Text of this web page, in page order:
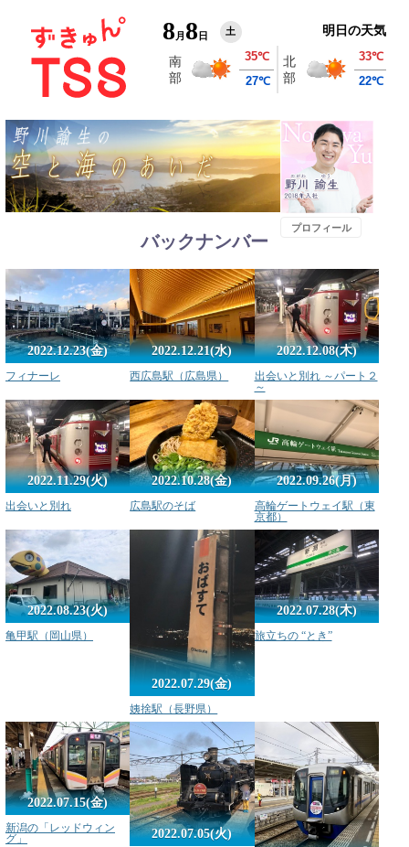
8 月 8 日 土 明日の天気
プロフィール
バックナンバー
2022.12.23(金)
フィナーレ
2022.12.21(水)
西広島駅（広島県）
2022.12.08(木)
出会いと別れ ～パート２
～
2022.11.29(火)
出会いと別れ
2022.10.28(金)
広島駅のそば
2022.09.26(月)
高輪ゲートウェイ駅（東
京都）
2022.08.23(火)
亀甲駅（岡山県）
2022.07.29(金)
姨捨駅（長野県）
2022.07.28(木)
旅立ちの “とき”
2022.07.15(金)
新潟の「レッドウィン
グ」
2022.07.05(火)